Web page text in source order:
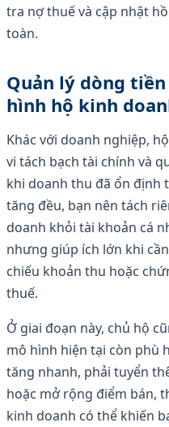
tra nợ thuế và cập nhật
toàn.
Quản lý dòng
hình hộ kinh
Khác với doanh nghiệp,
vi tách bạch tài chính và
khi doanh thu đã ổn định
tăng đều, bạn nên tách
doanh khỏi tài khoản cá
nhưng giúp ích lớn khi
chiếu khoản thu hoặc
thuế.
Ở giai đoạn này, chủ hộ
mô hình hiện tại còn phù
tăng nhanh, phải tuyển
hoặc mở rộng điểm bán,
kinh doanh có thể khiến